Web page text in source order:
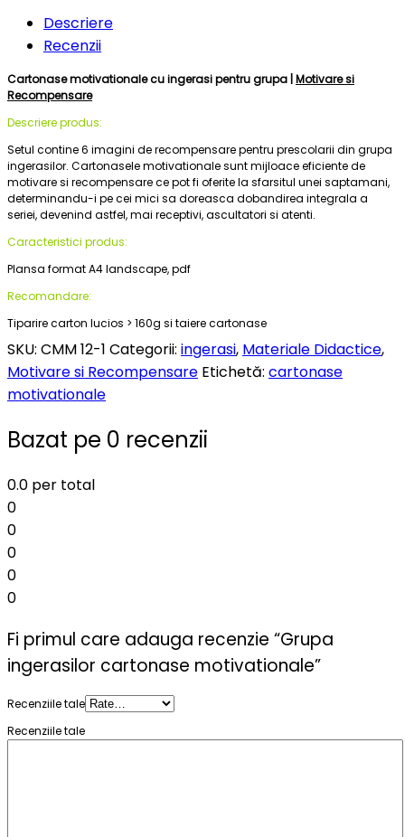
Descriere
Recenzii
Cartonase motivationale cu ingerasi pentru grupa | Motivare si
Recompensare
Descriere produs:
Setul contine 6 imagini de recompensare pentru prescolarii din grupa
ingerasilor. Cartonasele motivationale sunt mijloace eficiente de
motivare si recompensare ce pot fi oferite la sfarsitul unei saptamani,
determinandu-i pe cei mici sa doreasca dobandirea integrala a
seriei, devenind astfel, mai receptivi, ascultatori si atenti.
Caracteristici produs:
Plansa format A4 landscape, pdf
Recomandare:
Tiparire carton lucios > 160g si taiere cartonase
SKU: CMM 12-1 Categorii: ingerasi, Materiale Didactice,
Motivare si Recompensare Etichetă: cartonase
motivationale
Bazat pe 0 recenzii
0.0 per total
0
0
0
0
0
Fi primul care adauga recenzie “Grupa
ingerasilor cartonase motivationale”
Recenziile tale
Recenziile tale